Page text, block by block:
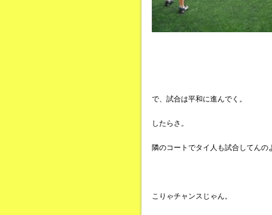
で、試合は平和に進んでく。
したらさ。
隣のコートでタイ人も試合してんの
こりゃチャンスじゃん。